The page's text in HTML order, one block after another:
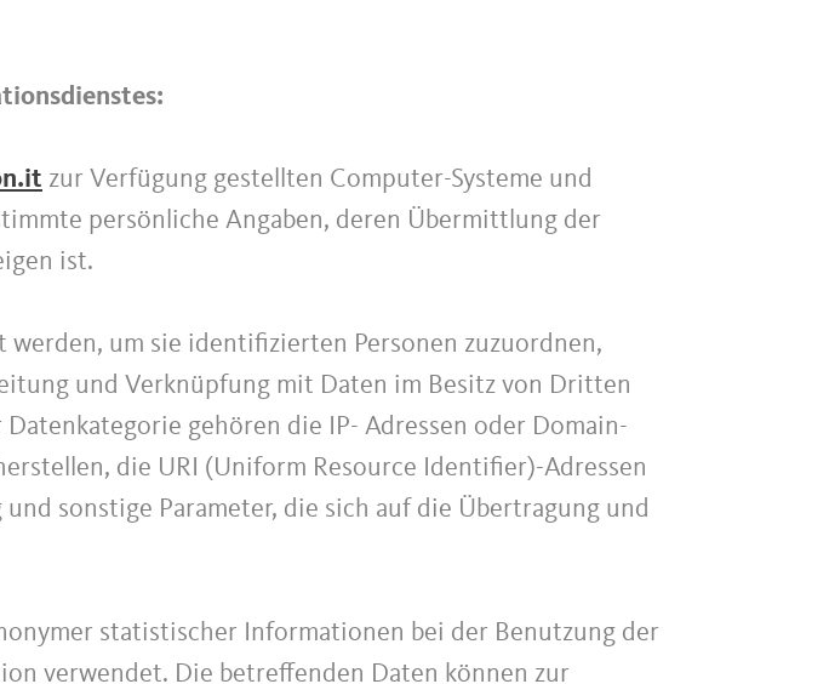
zur Verfügung gestellten Computer-Systeme und
persönliche Angaben, deren Übermittlung der
ist.
um sie identifizierten Personen zuzuordnen,
und Verknüpfung mit Daten im Besitz von Dritten
gehören die IP- Adressen oder Domain-
die URI (Uniform Resource Identifier)-Adressen
sonstige Parameter, die sich auf die Übertragung und
statistischer Informationen bei der Benutzung der
verwendet. Die betreffenden Daten können zur